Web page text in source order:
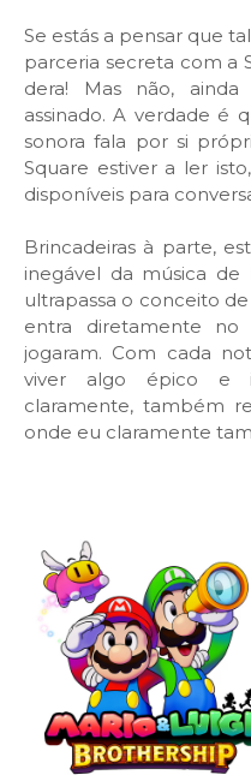
Se estás a pensar que
parceria secreta com a
dera! Mas não,
assinado. A verdade é
sonora fala por si
Square estiver a ler
disponíveis para
Brincadeiras à parte,
inegável da música
ultrapassa o conceito
entra diretamente
jogaram. Com cada
viver algo épico e
claramente, também
onde eu claramente